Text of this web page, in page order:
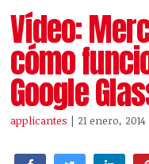
Vídeo:
cómo
Google
applicantes | 21 enero, 2014